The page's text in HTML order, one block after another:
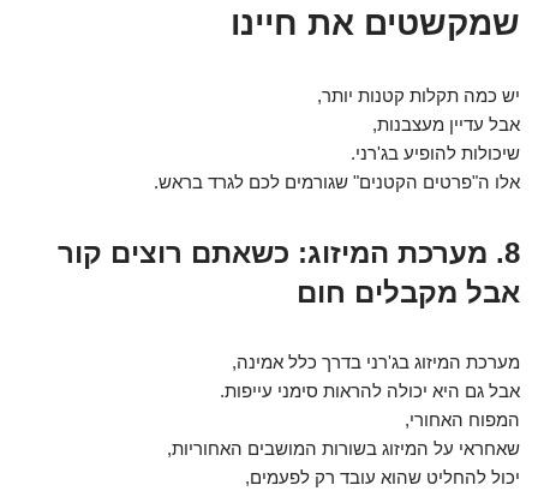
שמקשטים את חיינו
יש כמה תקלות קטנות יותר,
אבל עדיין מעצבנות,
שיכולות להופיע בג'רני.
אלו ה"פרטים הקטנים" שגורמים לכם לגרד בראש.
8. מערכת המיזוג: כשאתם רוצים קור
אבל מקבלים חום
מערכת המיזוג בג'רני בדרך כלל אמינה,
אבל גם היא יכולה להראות סימני עייפות.
המפוח האחורי,
שאחראי על המיזוג בשורות המושבים האחוריות,
יכול להחליט שהוא עובד רק לפעמים,